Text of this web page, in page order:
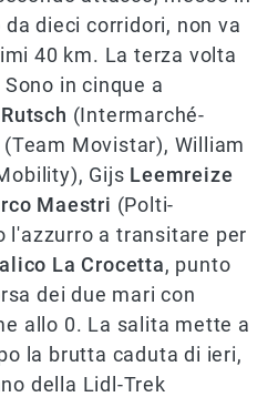
dieci corridori, non va
40 km. La terza volta
in cinque a
Rutsch (Intermarché-
(Team Movistar), William
Gijs Leemreize
Maestri (Polti-
l'azzurro a transitare per
La Crocetta, punto
dei due mari con
allo 0. La salita mette a
la brutta caduta di ieri,
della Lidl-Trek